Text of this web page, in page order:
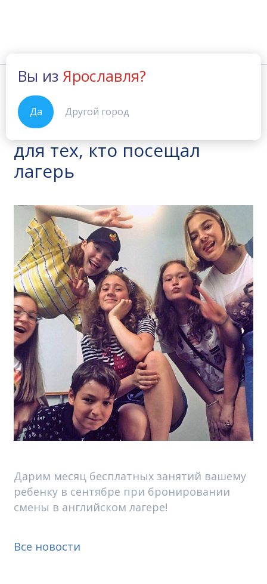
Вы из Ярославля?
Да Другой город
Главная Новости Дарим месяц обучения для тех, кто
11.06.2021
Дарим месяц обучения
для тех, кто посещал
лагерь
Дарим месяц бесплатных занятий вашему
ребенку в сентябре при бронировании
смены в английском лагере!
Все новости